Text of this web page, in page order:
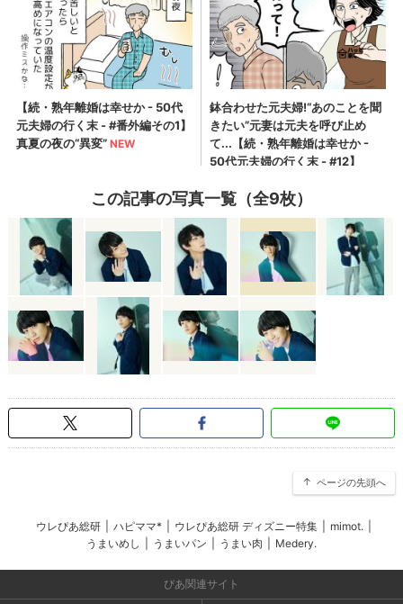
この記事の写真一覧（全9枚）
ページの先頭へ
ウレぴあ総研 ハピママ* ウレぴあ総研 ディズニー特集 mimot.
うまいめし
うまいパン うまい肉 Medery.
ぴあ関連サイト